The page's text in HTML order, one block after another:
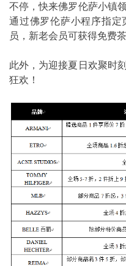
不停，快来佛罗伦萨小镇
通过佛罗伦萨小程序指定
员，新老会员可获得免费
此外，为迎接夏日欢聚时
狂欢！